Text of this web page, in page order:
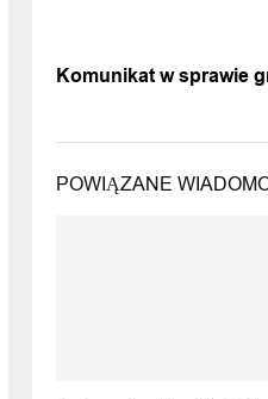
Komunikat w sprawie
POWIĄZANE